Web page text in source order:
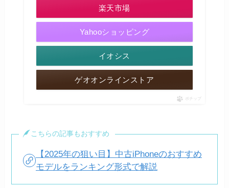
楽天市場
Yahooショッピング
イオシス
ゲオオンラインストア
ポチップ
こちらの記事もおすすめ
【2025年の狙い目】中古iPhoneのおすすめ
モデルをランキング形式で解説